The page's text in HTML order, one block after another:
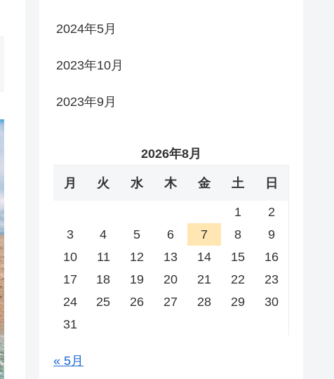
2024年5月
2023年10月
2023年9月
2026年8月
月 火 水 木 金 土 日
1
2
3
4 5 6 7 8
9
10
11 12 13 14 15
16
17
18 19 20 21 22
23
24
25 26 27 28 29
30
31
« 5月